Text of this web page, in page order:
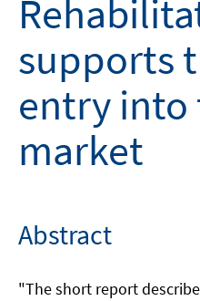
supports
entry
market
Abstract
"The short report